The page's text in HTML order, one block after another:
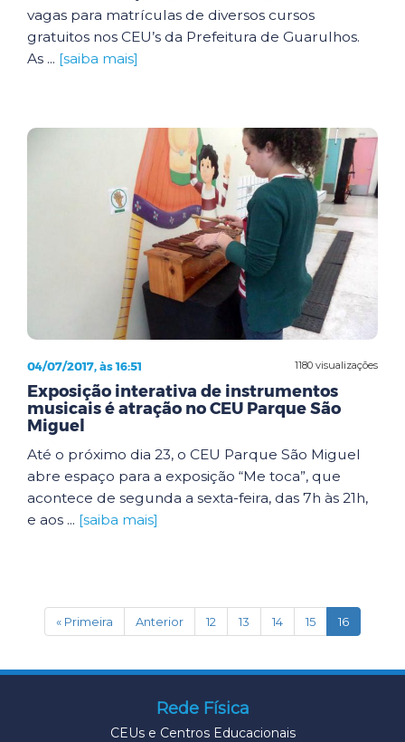
vagas para matrículas de diversos cursos
gratuitos nos CEU’s da Prefeitura de Guarulhos.
As ... [saiba mais]
1180 visualizações
04/07/2017, às 16:51
Exposição interativa de instrumentos
musicais é atração no CEU Parque São
Miguel
Até o próximo dia 23, o CEU Parque São Miguel
abre espaço para a exposição “Me toca”, que
acontece de segunda a sexta-feira, das 7h às 21h,
e aos ... [saiba mais]
« Primeira Anterior 12 13 14 15 16(current)
Rede Física
CEUs e Centros Educacionais